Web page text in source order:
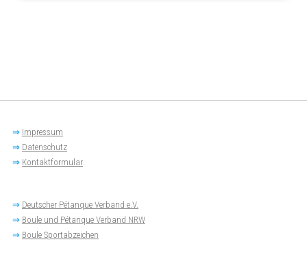
⇒ Impressum
⇒ Datenschutz
⇒ Kontaktformular
⇒ Deutscher Pétanque Verband e.V.
⇒ Boule und Pétanque Verband NRW
⇒ Boule Sportabzeichen